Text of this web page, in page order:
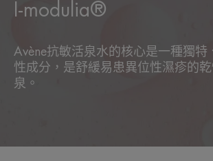
I-modulia®
Avène抗敏活泉水的核心是一種獨特
性成分，是舒緩易患異位性濕疹的
泉。